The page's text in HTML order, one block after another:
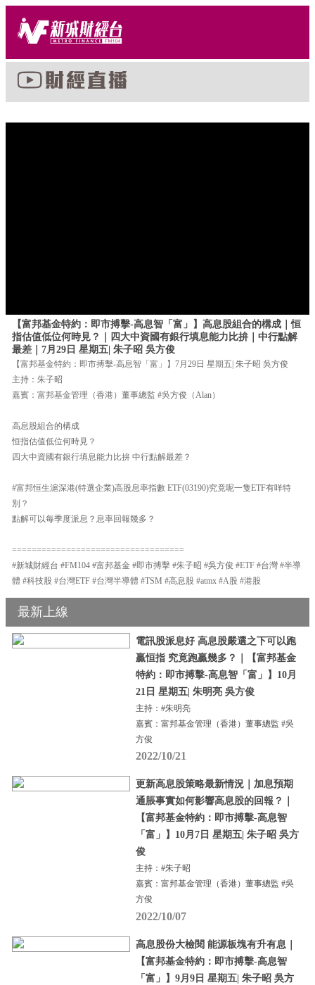
【富邦基金特約：即市搏擊-高息智「富」】高息股組合的構成｜恒
指估值低位何時見？｜四大中資國有銀行填息能力比拚｜中行點解
最差｜7月29日 星期五| 朱子昭 吳方俊
【富邦基金特約：即市搏擊-高息智「富」】7月29日 星期五| 朱子昭 吳方俊
主持：朱子昭
嘉賓：富邦基金管理（香港）董事總監 #吳方俊（Alan）
高息股組合的構成
恒指估值低位何時見？
四大中資國有銀行填息能力比拚 中行點解最差？
#富邦恒生滬深港(特選企業)高股息率指數 ETF(03190)究竟呢一隻ETF有咩特
別？
點解可以每季度派息？息率回報幾多？
===================================
#新城財經台 #FM104 #富邦基金 #即市搏擊 #朱子昭 #吳方俊 #ETF #台灣 #半導
體 #科技股 #台灣ETF #台灣半導體 #TSM #高息股 #atmx #A股 #港股
最新上線
電訊股派息好 高息股嚴選之下可以跑
贏恒指 究竟跑贏幾多？｜【富邦基金
特約：即市搏擊-高息智「富」】10月
21日 星期五| 朱明亮 吳方俊
主持：#朱明亮
嘉賓：富邦基金管理（香港）董事總監 #吳
方俊
2022/10/21
更新高息股策略最新情況｜加息預期
通脹事實如何影響高息股的回報？｜
【富邦基金特約：即市搏擊-高息智
「富」】10月7日 星期五| 朱子昭 吳方
俊
主持：#朱子昭
嘉賓：富邦基金管理（香港）董事總監 #吳
方俊
2022/10/07
高息股份大檢閱 能源板塊有升有息｜
【富邦基金特約：即市搏擊-高息智
「富」】9月9日 星期五| 朱子昭 吳方